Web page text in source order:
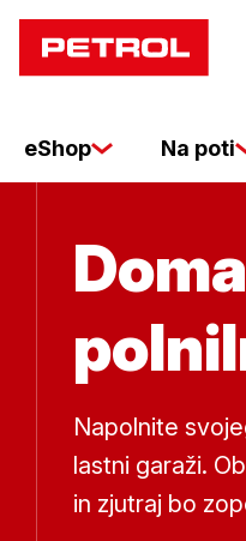
eShop Na poti
Napolnite
lastni garaži.
in zjutraj bo